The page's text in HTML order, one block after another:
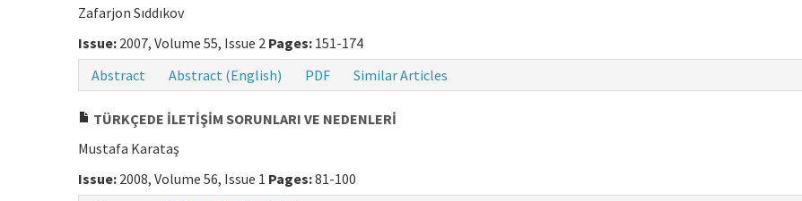
Zafarjon Sıddıkov
Issue: 2007, Volume 55, Issue 2 Pages: 151-174
Abstract
Abstract (English) PDF Similar Articles
TÜRKÇEDE İLETİŞİM SORUNLARI VE NEDENLERİ
Mustafa Karataş
Issue: 2008, Volume 56, Issue 1 Pages:81-100